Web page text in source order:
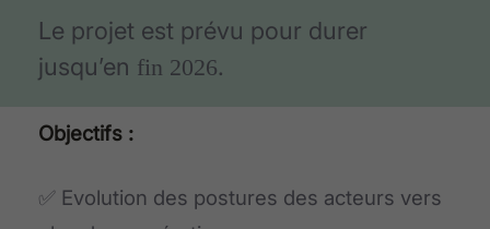
Le projet est prévu pour durer
jusqu’en fin 2026.
Objectifs :
✅ Evolution des postures des acteurs vers